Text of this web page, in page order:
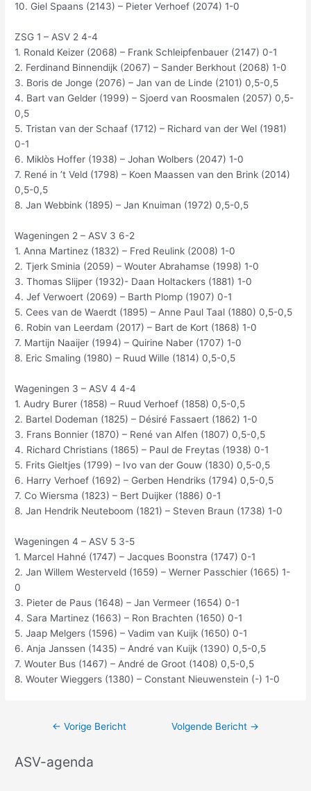
10. Giel Spaans (2143) – Pieter Verhoef (2074) 1-0
ZSG 1 – ASV 2 4-4
1. Ronald Keizer (2068) – Frank Schleipfenbauer (2147) 0-1
2. Ferdinand Binnendijk (2067) – Sander Berkhout (2068) 1-0
3. Boris de Jonge (2076) – Jan van de Linde (2101) 0,5-0,5
4. Bart van Gelder (1999) – Sjoerd van Roosmalen (2057) 0,5-
0,5
5. Tristan van der Schaaf (1712) – Richard van der Wel (1981)
0-1
6. Miklòs Hoffer (1938) – Johan Wolbers (2047) 1-0
7. René in ’t Veld (1798) – Koen Maassen van den Brink (2014)
0,5-0,5
8. Jan Webbink (1895) – Jan Knuiman (1972) 0,5-0,5
Wageningen 2 – ASV 3 6-2
1. Anna Martinez (1832) – Fred Reulink (2008) 1-0
2. Tjerk Sminia (2059) – Wouter Abrahamse (1998) 1-0
3. Thomas Slijper (1932)- Daan Holtackers (1881) 1-0
4. Jef Verwoert (2069) – Barth Plomp (1907) 0-1
5. Cees van de Waerdt (1895) – Anne Paul Taal (1880) 0,5-0,5
6. Robin van Leerdam (2017) – Bart de Kort (1868) 1-0
7. Martijn Naaijer (1994) – Quirine Naber (1707) 1-0
8. Eric Smaling (1980) – Ruud Wille (1814) 0,5-0,5
Wageningen 3 – ASV 4 4-4
1. Audry Burer (1858) – Ruud Verhoef (1858) 0,5-0,5
2. Bartel Dodeman (1825) – Désiré Fassaert (1862) 1-0
3. Frans Bonnier (1870) – René van Alfen (1807) 0,5-0,5
4. Richard Christians (1865) – Paul de Freytas (1938) 0-1
5. Frits Gieltjes (1799) – Ivo van der Gouw (1830) 0,5-0,5
6. Harry Verhoef (1692) – Gerben Hendriks (1794) 0,5-0,5
7. Co Wiersma (1823) – Bert Duijker (1886) 0-1
8. Jan Hendrik Neuteboom (1821) – Steven Braun (1738) 1-0
Wageningen 4 – ASV 5 3-5
1. Marcel Hahné (1747) – Jacques Boonstra (1747) 0-1
2. Jan Willem Westerveld (1659) – Werner Passchier (1665) 1-
0
3. Pieter de Paus (1648) – Jan Vermeer (1654) 0-1
4. Sara Martinez (1663) – Ron Brachten (1650) 0-1
5. Jaap Melgers (1596) – Vadim van Kuijk (1650) 0-1
6. Anja Janssen (1435) – André van Kuijk (1390) 0,5-0,5
7. Wouter Bus (1467) – André de Groot (1408) 0,5-0,5
8. Wouter Wieggers (1380) – Constant Nieuwenstein (-) 1-0
← Vorige Bericht Volgende Bericht →
ASV-agenda
A